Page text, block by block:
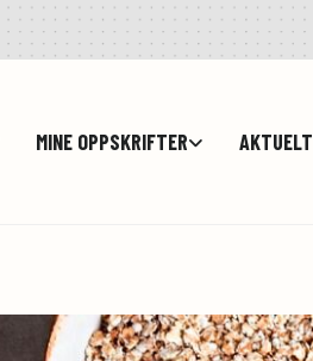
MINE OPPSKRIFTER AKTUELT